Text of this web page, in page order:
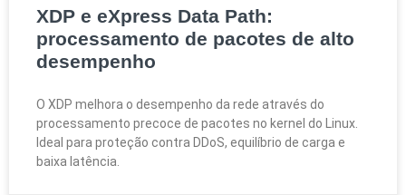
XDP e eXpress Data Path:
processamento de pacotes de alto
desempenho
O XDP melhora o desempenho da rede através do
processamento precoce de pacotes no kernel do Linux.
Ideal para proteção contra DDoS, equilíbrio de carga e
baixa latência.